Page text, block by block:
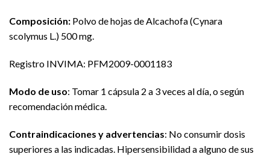
Composición: Polvo de hojas de Alcachofa (Cynara
scolymus L.) 500 mg.
Registro INVIMA: PFM2009-0001183
Modo de uso: Tomar 1 cápsula 2 a 3 veces al día, o según
recomendación médica.
Contraindicaciones y advertencias: No consumir dosis
superiores a las indicadas. Hipersensibilidad a alguno de sus